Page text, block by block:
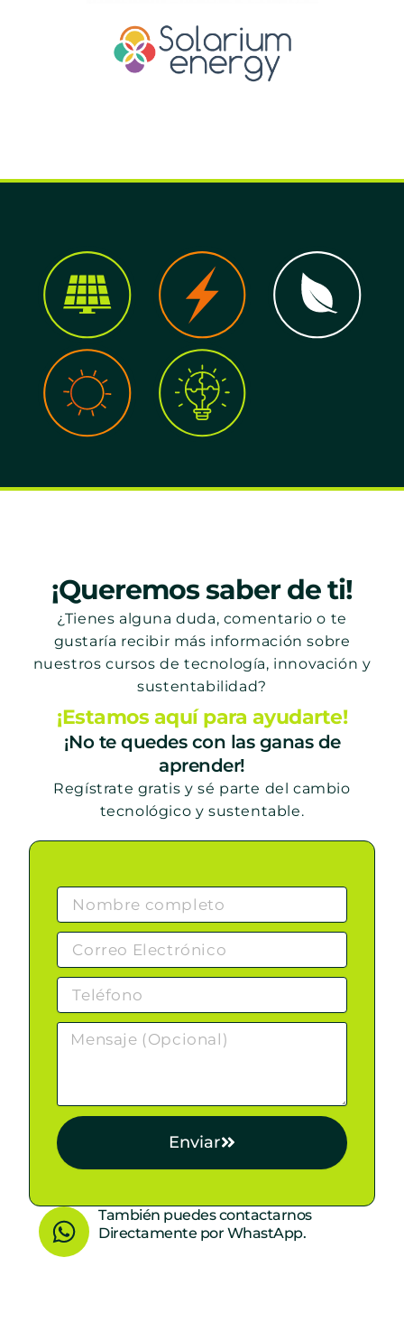
¡Queremos saber de ti!
¿Tienes alguna duda, comentario o te
gustaría recibir más información sobre
nuestros cursos de tecnología, innovación y
sustentabilidad?
¡Estamos aquí para ayudarte!
¡No te quedes con las ganas de
aprender!
Regístrate gratis y sé parte del cambio
tecnológico y sustentable.
Enviar
W
h
También puedes contactarnos
Directamente por WhastApp.